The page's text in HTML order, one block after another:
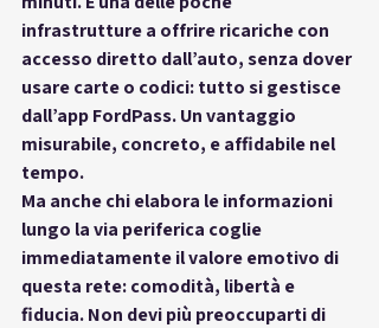
infrastrutture a offrire ricariche con
accesso diretto dall’auto, senza dover
usare carte o codici: tutto si gestisce
dall’app FordPass. Un vantaggio
misurabile, concreto, e affidabile nel
tempo.
Ma anche chi elabora le informazioni
lungo la via periferica coglie
immediatamente il valore emotivo di
questa rete: comodità, libertà e
fiducia. Non devi più preoccuparti di